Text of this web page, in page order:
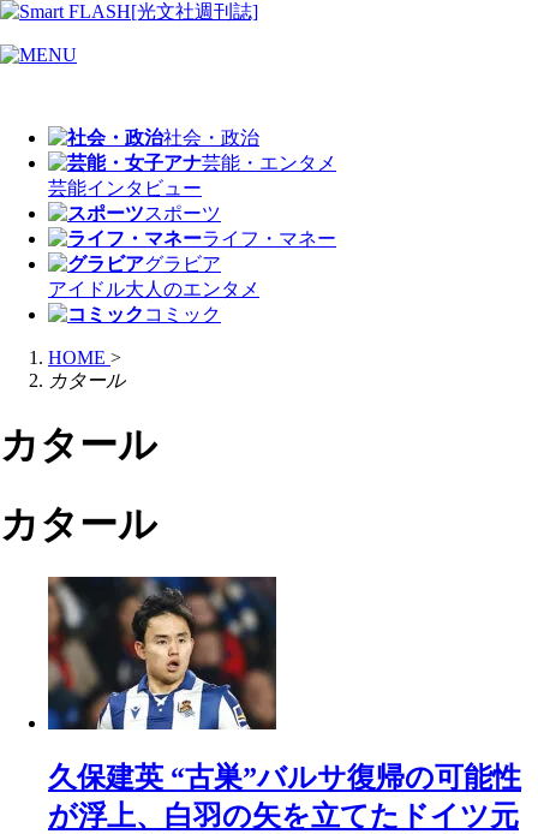
社会・政治
芸能・エンタメ
芸能インタビュー
スポーツ
ライフ・マネー
グラビア
アイドル大人のエンタメ
コミック
HOME >
カタール
カタール
カタール
久保建英 “古巣”バルサ復帰の可能性
が浮上、白羽の矢を立てたドイツ元